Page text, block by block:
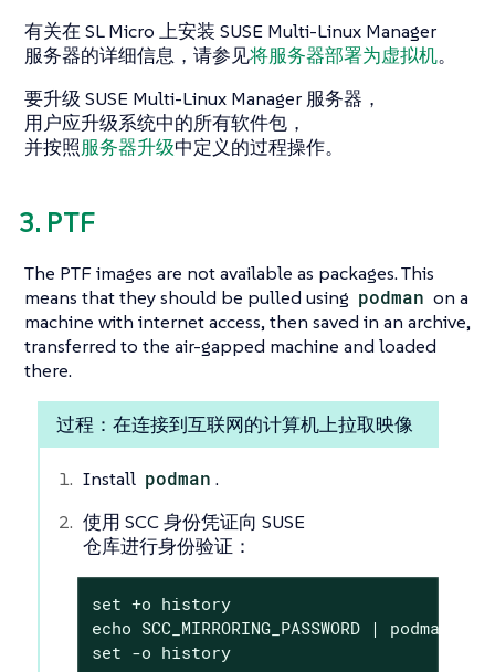
有关在 SL Micro 上安装 SUSE Multi-Linux Manager
服务器的详细信息，请参见将服务器部署为虚拟机。
要升级 SUSE Multi-Linux Manager 服务器，
用户应升级系统中的所有软件包，
并按照服务器升级中定义的过程操作。
3. PTF
The PTF images are not available as packages. This
means that they should be pulled using podman on a
machine with internet access, then saved in an archive,
transferred to the air-gapped machine and loaded
there.
过程：在连接到互联网的计算机上拉取映像
Install podman .
使用 SCC 身份凭证向 SUSE
仓库进行身份验证：
set +o history
echo SCC_MIRRORING_PASSWORD |
set -o history